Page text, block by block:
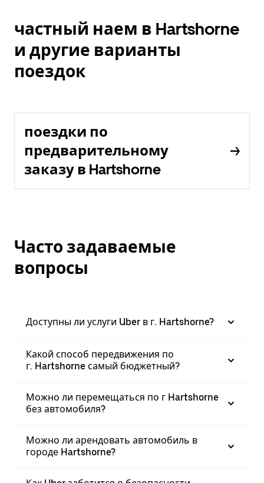
частный наем в Hartshorne
и другие варианты
поездок
поездки по
предварительному
заказу в Hartshorne
Часто задаваемые
вопросы
Доступны ли услуги Uber в г. Hartshorne?
Какой способ передвижения по
г. Hartshorne самый бюджетный?
Можно ли перемещаться по г Hartshorne
без автомобиля?
Можно ли арендовать автомобиль в
городе Hartshorne?